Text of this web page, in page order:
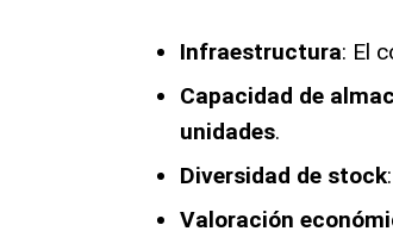
Infraestructura: El
Capacidad de
unidades.
Diversidad de stock
Valoración